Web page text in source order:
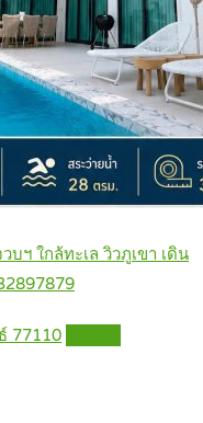
ฯ ใกล้ทะเล วิวภูเขา เดิน
77110